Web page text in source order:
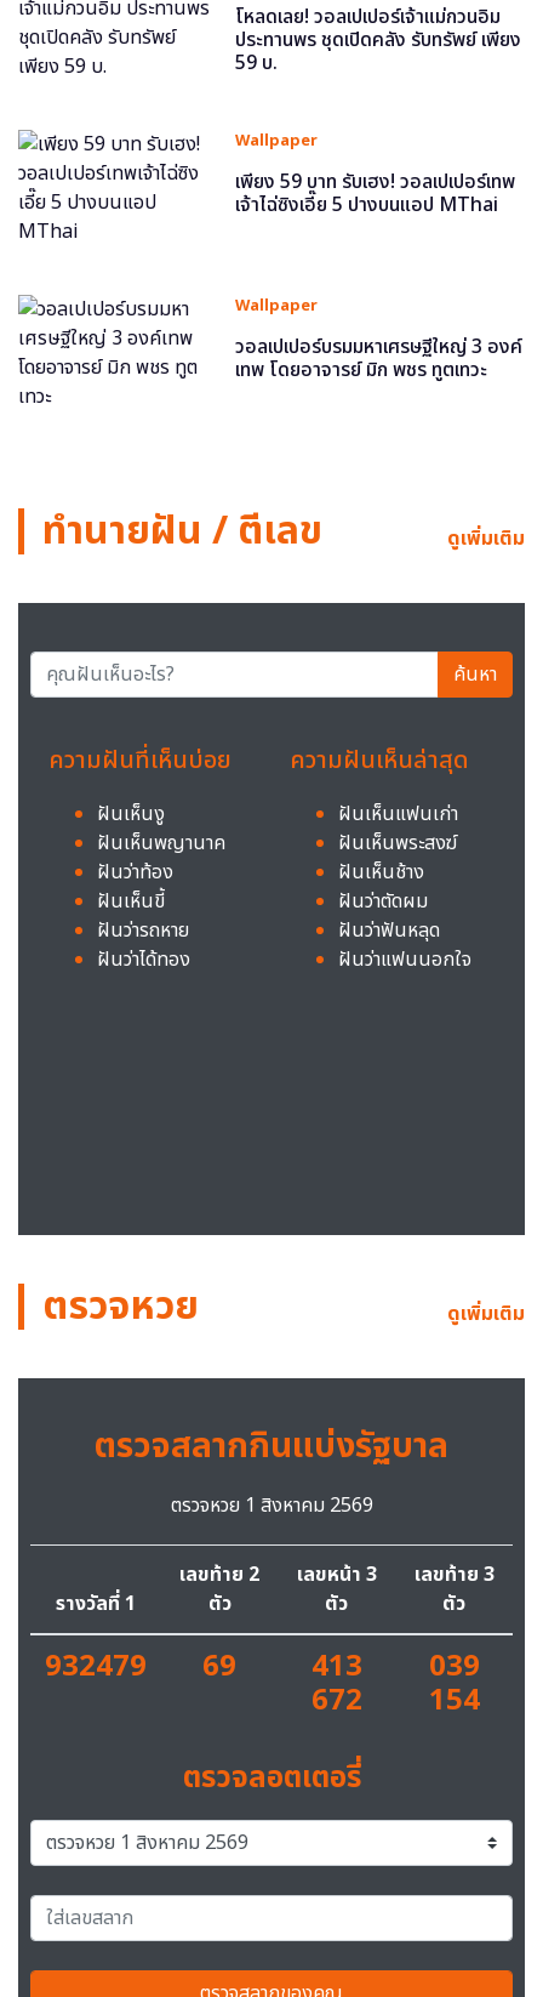
โหลดเลย! วอลเปเปอร์เจ้าแม่กวนอิม
ประทานพร ชุดเปิดคลัง รับทรัพย์ เพียง
59 บ.
Wallpaper
เพียง 59 บาท รับเฮง! วอลเปเปอร์เทพ
เจ้าไฉ่ซิงเอี๊ย 5 ปางบนแอป MThai
Wallpaper
วอลเปเปอร์บรมมหาเศรษฐีใหญ่ 3 องค์
เทพ โดยอาจารย์ มิก พชร ทูตเทวะ
ทำนายฝัน / ตีเลข ดูเพิ่มเติม
ค้นหา
ความฝันที่เห็นบ่อย
ฝันเห็นงู
ฝันเห็นพญานาค
ฝันว่าท้อง
ฝันเห็นขี้
ฝันว่ารถหาย
ฝันว่าได้ทอง
ความฝันเห็นล่าสุด
ฝันเห็นแฟนเก่า
ฝันเห็นพระสงฆ์
ฝันเห็นช้าง
ฝันว่าตัดผม
ฝันว่าฟันหลุด
ฝันว่าแฟนนอกใจ
ตรวจหวย ดูเพิ่มเติม
ตรวจสลากกินแบ่งรัฐบาล
ตรวจหวย 1 สิงหาคม 2569
รางวัลที่ 1
เลขท้าย 2
ตัว
เลขหน้า 3
ตัว
เลขท้าย 3
ตัว
932479 69 413
672
039
154
ตรวจลอตเตอรี่